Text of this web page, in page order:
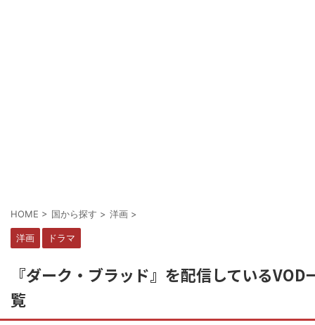
HOME > 国から探す > 洋画 >
洋画 ドラマ
『ダーク・ブラッド』を配信しているVOD
覧